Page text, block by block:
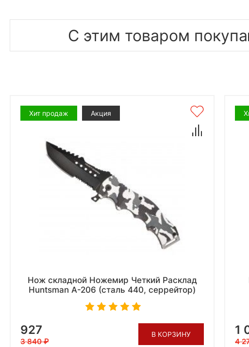
С этим товаром
Хит продаж Акция
Нож складной Ножемир Четкий Расклад
Huntsman A-206 (сталь 440, серрейтор)
927
3 840
В КОРЗИНУ 1
4